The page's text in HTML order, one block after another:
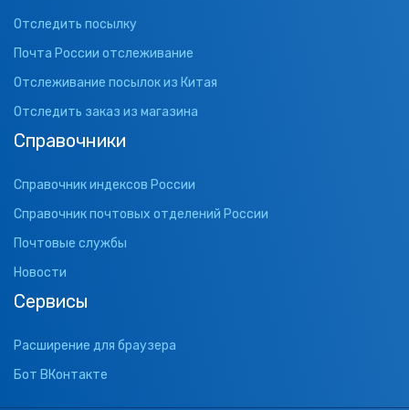
Отследить посылку
Почта России отслеживание
Отслеживание посылок из Китая
Отследить заказ из магазина
Справочники
Справочник индексов России
Справочник почтовых отделений России
Почтовые службы
Новости
Сервисы
Расширение для браузера
Бот ВКонтакте